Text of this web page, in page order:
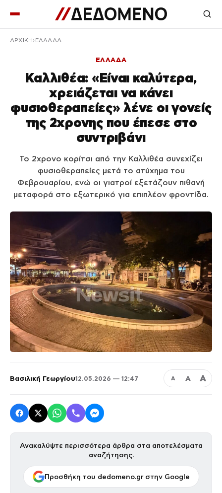
ΑΡΧΙΚΉ ΕΛΛΑΔΑ
ΕΛΛΑΔΑ
Καλλιθέα: «Είναι καλύτερα,
χρειάζεται να κάνει
φυσιοθεραπείες» λένε οι γονείς
της 2χρονης που έπεσε στο
συντριβάνι
Το 2χρονο κορίτσι από την Καλλιθέα συνεχίζει
φυσιοθεραπείες μετά το ατύχημα του
Φεβρουαρίου, ενώ οι γιατροί εξετάζουν πιθανή
μεταφορά στο εξωτερικό για επιπλέον φροντίδα.
Βασιλική Γεωργίου12.05.2026 — 12:47 Α Α Α
Ανακαλύψτε περισσότερα άρθρα στα αποτελέσματα
αναζήτησης.
Προσθήκη του dedomeno.gr στην Google